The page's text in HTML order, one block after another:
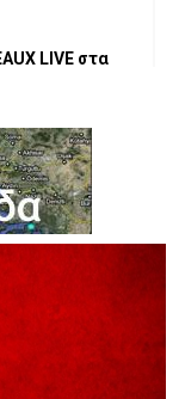
LIVE στα
Περιβόλι –